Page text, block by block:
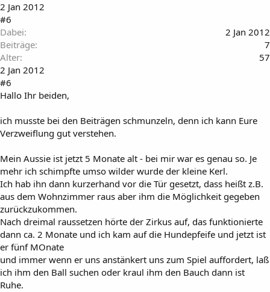
2 Jan 2012
#6
Dabei
2 Jan 2012
Beiträge
7
Alter
57
2 Jan 2012
#6
Hallo Ihr beiden,
ich musste bei den Beiträgen schmunzeln, denn ich kann Eure
Verzweiflung gut verstehen.
Mein Aussie ist jetzt 5 Monate alt - bei mir war es genau so. Je
mehr ich schimpfte umso wilder wurde der kleine Kerl.
Ich hab ihn dann kurzerhand vor die Tür gesetzt, dass heißt z.B.
aus dem Wohnzimmer raus aber ihm die Möglichkeit gegeben
zurückzukommen.
Nach dreimal raussetzen hörte der Zirkus auf, das funktionierte
dann ca. 2 Monate und ich kam auf die Hundepfeife und jetzt ist
er fünf MOnate
und immer wenn er uns anstänkert uns zum Spiel auffordert, laß
ich ihm den Ball suchen oder kraul ihm den Bauch dann ist
Ruhe.